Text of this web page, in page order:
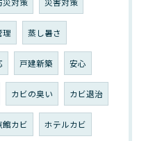
理 蒸し暑さ
戸建新築 安心
カビの臭い カビ退治
館カビ ホテルカビ